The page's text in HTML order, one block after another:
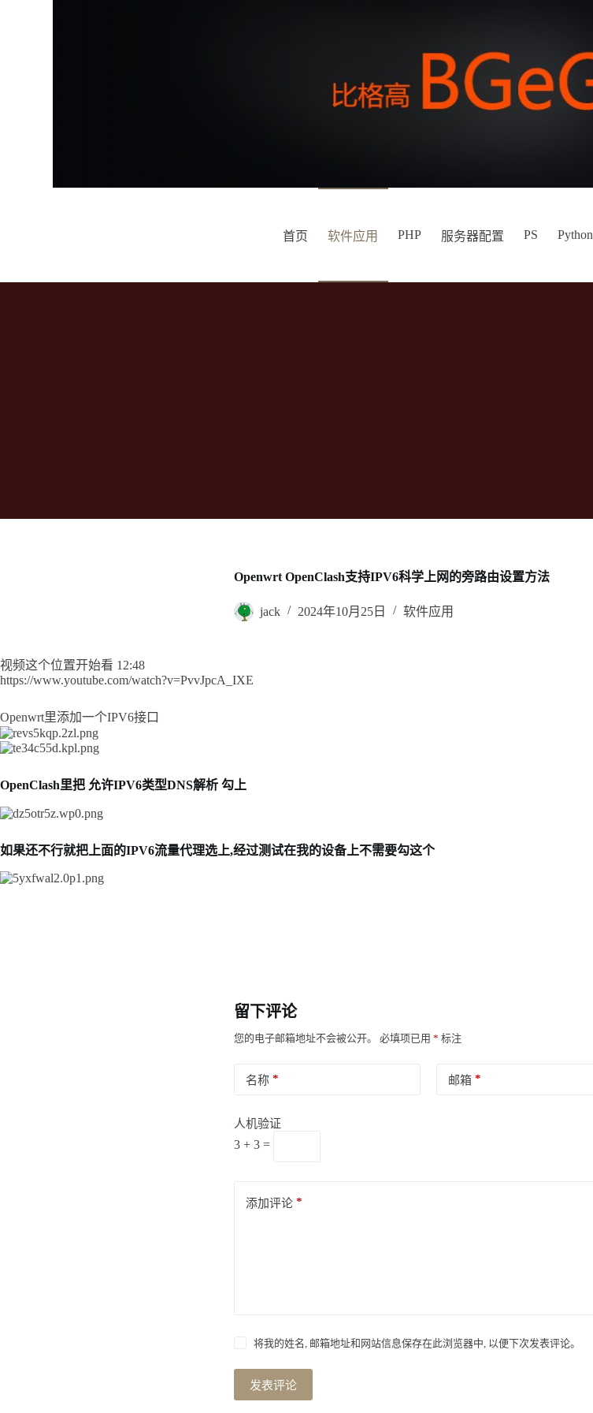
首页 软件应用 PHP 服务器配置 PS Python
Openwrt OpenClash支持IPV6科学上网的旁路由设置方法
jack 2024年10月25日 软件应用
视频这个位置开始看 12:48
https://www.youtube.com/watch?v=PvvJpcA_IXE
Openwrt里添加一个IPV6接口
OpenClash里把 允许IPV6类型DNS解析 勾上
如果还不行就把上面的IPV6流量代理选上,经过测试在我的设备上不需要勾这个
留下评论
您的电子邮箱地址不会被公开。 必填项已用 * 标注
名称 * 邮箱*
人机验证
3 + 3 =
添加评论 *
将我的姓名, 邮箱地址和网站信息保存在此浏览器中, 以便下次发表评论。
发表评论